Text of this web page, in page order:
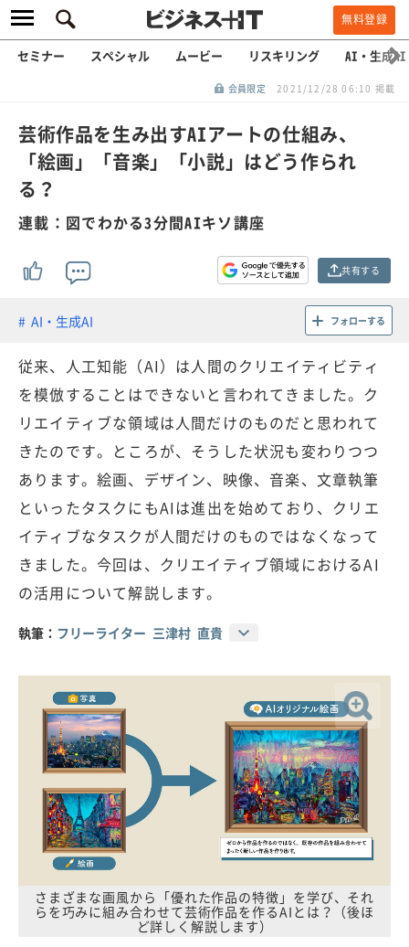
無料登録
セミナー スペシャル ムービー リスキリング AI・生成AI
会員限定 2021/12/28 06:10 掲載
芸術作品を生み出すAIアートの仕組み、
「絵画」「音楽」「小説」はどう作られ
る？
連載：図でわかる3分間AIキソ講座
共有する
AI・生成AI フォローする
従来、人工知能（AI）は人間のクリエイティビティ
を模倣することはできないと言われてきました。ク
リエイティブな領域は人間だけのものだと思われて
きたのです。ところが、そうした状況も変わりつつ
あります。絵画、デザイン、映像、音楽、文章執筆
といったタスクにもAIは進出を始めており、クリエ
イティブなタスクが人間だけのものではなくなって
きました。今回は、クリエイティブ領域におけるAI
の活用について解説します。
執筆： フリーライター 三津村 直貴
さまざまな画風から「優れた作品の特徴」を学び、それ
らを巧みに組み合わせて芸術作品を作るAIとは？（後ほ
ど詳しく解説します）